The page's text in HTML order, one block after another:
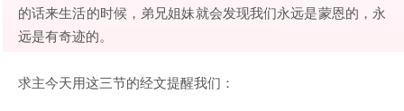
的话来生活的时候，弟兄姐妹就会发现我们永远是蒙恩的，永
远是有奇迹的。
求主今天用这三节的经文提醒我们：